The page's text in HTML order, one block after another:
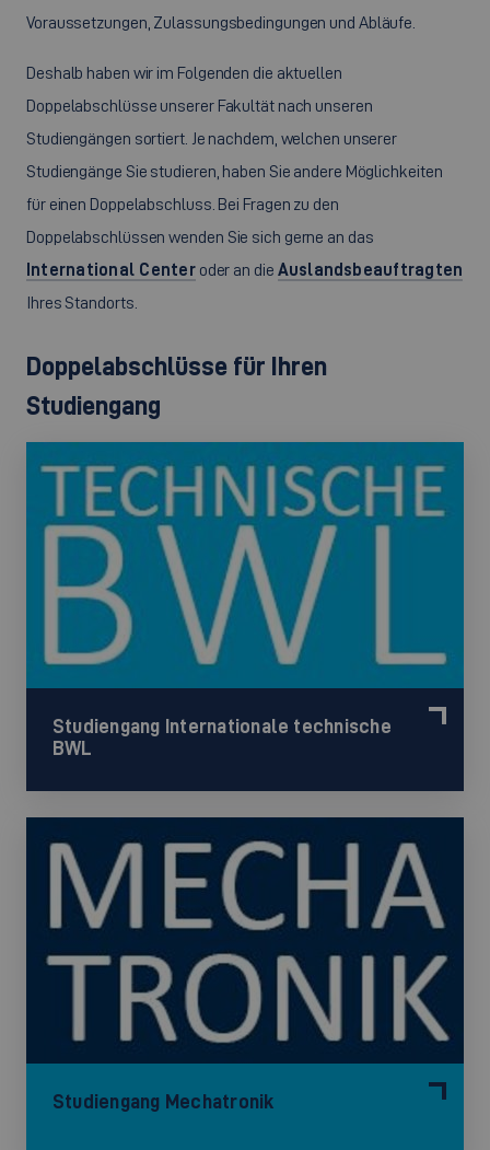
Voraussetzungen, Zulassungsbedingungen und Abläufe.
Deshalb haben wir im Folgenden die aktuellen
Doppelabschlüsse unserer Fakultät nach unseren
Studiengängen sortiert. Je nachdem, welchen unserer
Studiengänge Sie studieren, haben Sie andere Möglichkeiten
für einen Doppelabschluss. Bei Fragen zu den
Doppelabschlüssen wenden Sie sich gerne an das
International Centeroder an die Auslandsbeauftragten
Ihres Standorts.
Doppelabschlüsse für Ihren
Studiengang
Studiengang Internationale technische
BWL
Studiengang Mechatronik